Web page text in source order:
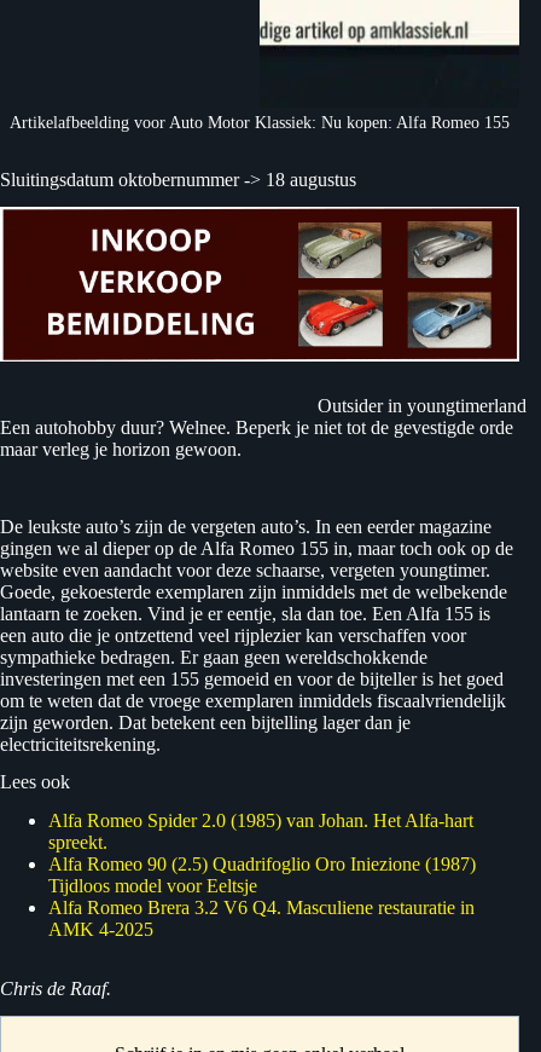
Artikelafbeelding voor Auto Motor Klassiek: Nu kopen: Alfa Romeo 155
Sluitingsdatum oktobernummer -> 18 augustus
Outsider in youngtimerland
Een autohobby duur? Welnee. Beperk je niet tot de gevestigde orde
maar verleg je horizon gewoon.
De leukste auto’s zijn de vergeten auto’s. In een eerder magazine
gingen we al dieper op de Alfa Romeo 155 in, maar toch ook op de
website even aandacht voor deze schaarse, vergeten youngtimer.
Goede, gekoesterde exemplaren zijn inmiddels met de welbekende
lantaarn te zoeken. Vind je er eentje, sla dan toe. Een Alfa 155 is
een auto die je ontzettend veel rijplezier kan verschaffen voor
sympathieke bedragen. Er gaan geen wereldschokkende
investeringen met een 155 gemoeid en voor de bijteller is het goed
om te weten dat de vroege exemplaren inmiddels fiscaalvriendelijk
zijn geworden. Dat betekent een bijtelling lager dan je
electriciteitsrekening.
Lees ook
Alfa Romeo Spider 2.0 (1985) van Johan. Het Alfa-hart
spreekt.
Alfa Romeo 90 (2.5) Quadrifoglio Oro Iniezione (1987)
Tijdloos model voor Eeltsje
Alfa Romeo Brera 3.2 V6 Q4. Masculiene restauratie in
AMK 4-2025
Chris de Raaf.